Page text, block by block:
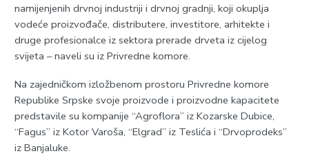
namijenjenih drvnoj industriji i drvnoj gradnji, koji okuplja
vodeće proizvođače, distributere, investitore, arhitekte i
druge profesionalce iz sektora prerade drveta iz cijelog
svijeta – naveli su iz Privredne komore.
Na zajedničkom izložbenom prostoru Privredne komore
Republike Srpske svoje proizvode i proizvodne kapacitete
predstavile su kompanije “Agroflora” iz Kozarske Dubice,
“Fagus” iz Kotor Varoša, “Elgrad” iz Teslića i “Drvoprodeks”
iz Banjaluke.